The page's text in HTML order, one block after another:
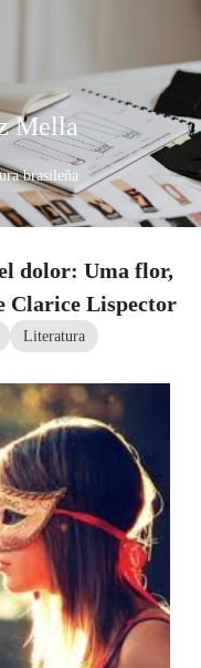
Mella
brasileña
dolor: Uma flor,
Clarice Lispector
Literatura